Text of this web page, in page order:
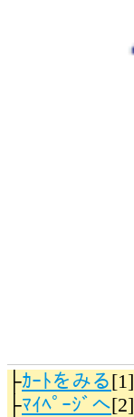
├ｶｰﾄをみる[1]
├ﾏｲﾍﾟｰｼﾞへ[2]